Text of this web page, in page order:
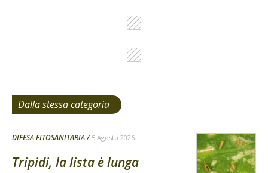
Dalla stessa categoria
DIFESA FITOSANITARIA 5 Agosto 2026
Tripidi, la lista è lunga